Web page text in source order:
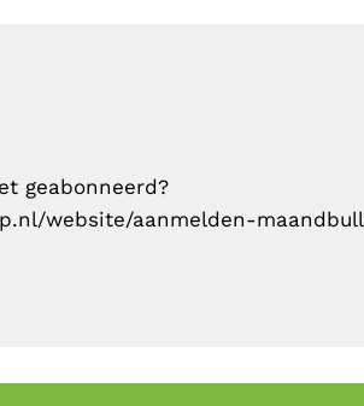
geabonneerd?
website/aanmelden-